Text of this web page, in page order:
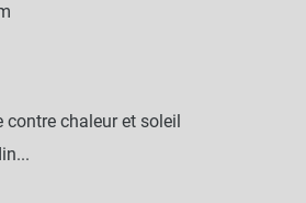
chaleur et soleil